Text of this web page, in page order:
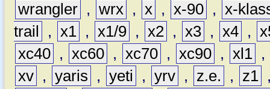
wrangler , wrx , x , x-90 , x-
trail
, x1 , x1/9 , x2 , x3 , x4 ,
xc40 , xc60 , xc70 , xc90 , xl1 ,
xv , yaris , yeti , yrv , z.e. , z1